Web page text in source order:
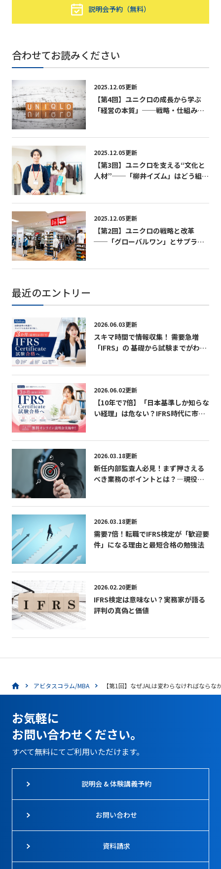
説明会予約（無料）
合わせてお読みください
2025.12.05更新
【第4回】ユニクロの成長から学ぶ
「経営の本質」──戦略・仕組み・
2025.12.05更新
【第3回】ユニクロを支える“文化と
人材”──「柳井イズム」はどう組織
2025.12.05更新
【第2回】ユニクロの戦略と改革
──「グローバルワン」とサプライ
最近のエントリー
2026.06.03更新
スキマ時間で情報収集！ 需要急増
「IFRS」の 基礎から試験までがわか
2026.06.02更新
【10年で7倍】「日本基準しか知らな
い経理」は危ない？IFRS時代に市場
2026.03.18更新
新任内部監査人必見！まず押さえる
べき業務のポイントとは？―現役内
2026.03.18更新
需要7倍！転職でIFRS検定が「歓迎要
件」になる理由と最短合格の勉強法
2026.02.20更新
IFRS検定は意味ない？実務家が語る
評判の真偽と価値
アビタスコラム/MBA 【第1回】なぜJALは変わらなければな
お気軽に
お問い合わせください。
すべて無料にてご利用いただけます。
説明会 & 体験講義予約
お問い合わせ
資料請求